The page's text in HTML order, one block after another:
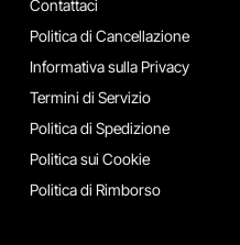
Contattaci
Politica di Cancellazione
Informativa sulla Privacy
Termini di Servizio
Politica di Spedizione
Politica sui Cookie
Politica di Rimborso